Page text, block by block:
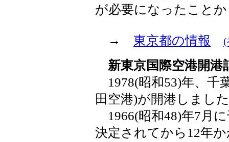
が必要になったこと
→ 東京都の情報 (
新東京国際空港開港
1978(昭和53)年、千
田空港)が開港しまし
1966(昭和48)年7月
決定されてから12年